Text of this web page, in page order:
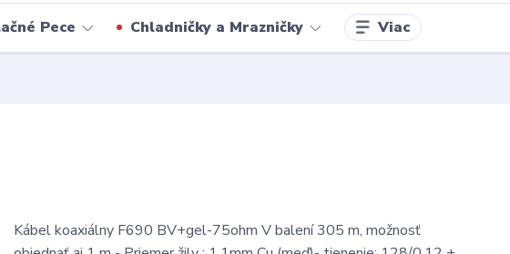
Pece Chladničky a Mrazničky Viac
Kábel koaxiálny F690 BV+gel-75ohm V balení 305 m, možnosť